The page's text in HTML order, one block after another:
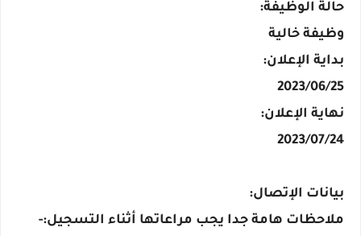
حالة الوظيفة:
وظيفة خالية
بداية الإعلان:
2023/06/25
نهاية الإعلان:
2023/07/24
بيانات الإتصال:
ملاحظات هامة جدا يجب مراعاتها أثناء التسجيل:-